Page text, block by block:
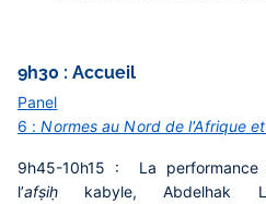
9h30 : Accueil
Panel
6 :Normes au Nord de l'Afrique
9h45-10h15 :
La
l’afṣiḥ kabyle,Abdelhak